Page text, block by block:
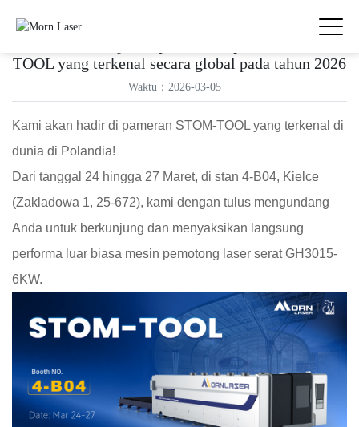
TOOL yang terkenal secara global pada tahun 2026
Waktu：2026-03-05
Kami akan hadir di pameran STOM-TOOL yang terkenal di
dunia di Polandia!
Dari tanggal 24 hingga 27 Maret, di stan 4-B04, Kielce
(Zakladowa 1, 25-672), kami dengan tulus mengundang
Anda untuk berkunjung dan menyaksikan langsung
performa luar biasa mesin pemotong laser serat GH3015-
6KW.